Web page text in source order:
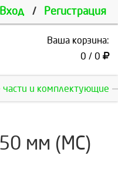
Вход / Регистрация
Ваша корзина:
0 / 0
части и комплектующие
мм (МС)